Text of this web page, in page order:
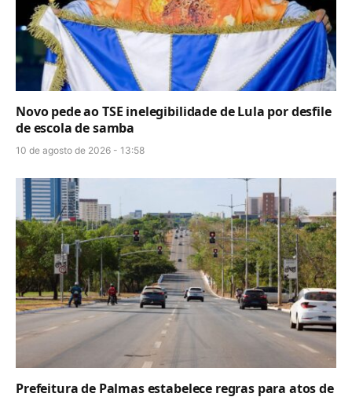
Novo pede ao TSE inelegibilidade de Lula por desfile
de escola de samba
10 de agosto de 2026 - 13:58
Prefeitura de Palmas estabelece regras para atos de